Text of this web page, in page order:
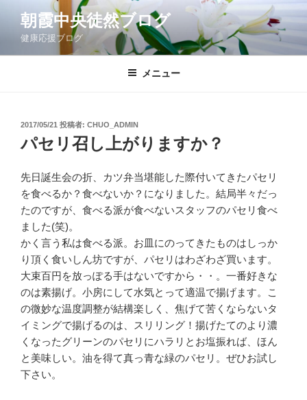
ン
朝霞中央徒然ブログ
健康応援ブログ
メニュー
投
日:
2017/05/21 投稿者: CHUO_ADMIN
パセリ召し上がりますか？
先日誕生会の折、カツ弁当堪能した際付いてきたパセリ
を食べるか？食べないか？になりました。結局半々だっ
たのですが、食べる派が食べないスタッフのパセリ食べ
ました(笑)。
かく言う私は食べる派。お皿にのってきたものはしっか
り頂く食いしん坊ですが、パセリはわざわざ買います。
大束百円を放っぽる手はないですから・・。一番好きな
のは素揚げ。小房にして水気とって適温で揚げます。こ
の微妙な温度調整が結構楽しく、焦げて苦くならないタ
イミングで揚げるのは、スリリング！揚げたてのより濃
くなったグリーンのパセリにハラリとお塩振れば、ほん
と美味しい。油を得て真っ青な緑のパセリ。ぜひお試し
下さい。